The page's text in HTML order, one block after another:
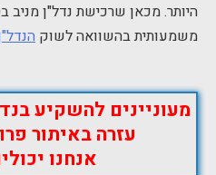
היותר. מכאן שרכישת נדל"ן
משמעותית בהשוואה לשוק
מעוניינים להשקיע
עזרה באיתור
אנחנו